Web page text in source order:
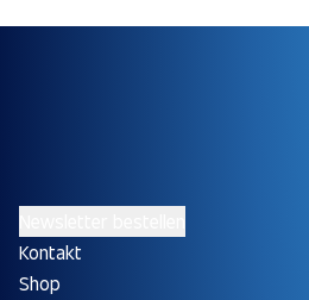
Kontakt
Shop